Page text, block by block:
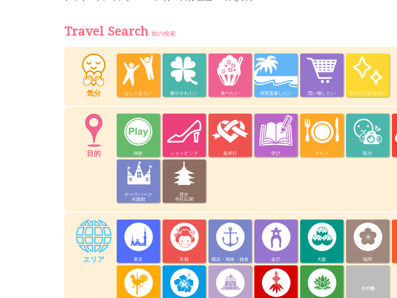
Travel Search 旅の検索
気分 はしゃぎたい 癒やされたい 食べたい 現実逃避したい 買い物したい キレイになりたい
目的 体験 ショッピング 親孝行 学び グルメ 観光
テーマパーク
水族館
歴史
寺社仏閣
エリア 東京 京都 横浜・湘南・鎌倉 金沢 大阪 福岡
その他